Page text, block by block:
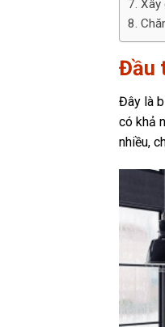
Xây
Đầu
Đây là
có khả
nhiều,